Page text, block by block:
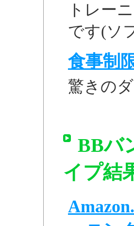
トレー
です(ソ
食事制
驚きの
BBバ
イプ結